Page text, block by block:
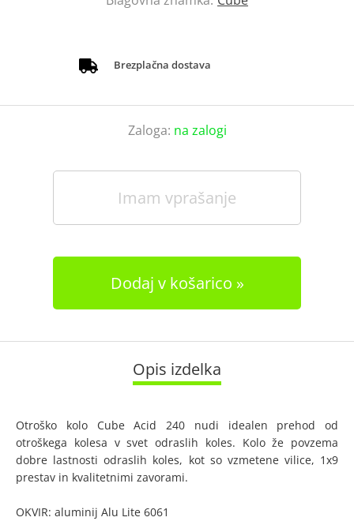
Brezplačna dostava
Zaloga: na zalogi
Imam vprašanje
Dodaj v košarico
Opis izdelka
Otroško kolo Cube Acid 240 nudi idealen prehod od
otroškega kolesa v svet odraslih koles. Kolo že povzema
dobre lastnosti odraslih koles, kot so vzmetene vilice, 1x9
prestav in kvalitetnimi zavorami.
OKVIR: aluminij Alu Lite 6061